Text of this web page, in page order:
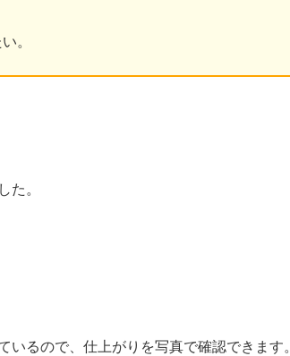
。
た。
るので、仕上がりを写真で確認できます。